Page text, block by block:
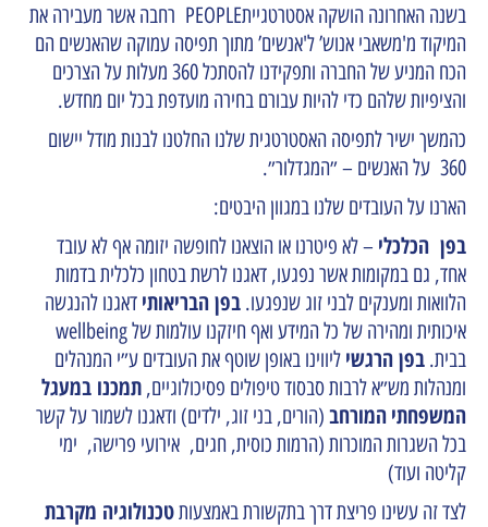
בשנה האחרונה הושקה אסטרטגייתPEOPLE רחבה אשר מעבירה את
המיקוד מ'משאבי אנוש’ ל'אנשים’ מתוך תפיסה עמוקה שהאנשים הם
הכח המניע של החברה ותפקידנו להסתכל 360 מעלות על הצרכים
והציפיות שלהם כדי להיות עבורם בחירה מועדפת בכל יום מחדש.
כהמשך ישיר לתפיסה האסטרטגית שלנו החלטנו לבנות מודל יישום
360 על האנשים – ״המגדלור״.
הארנו על העובדים שלנו במגוון היבטים:
בפן הכלכלי – לא פיטרנו או הוצאנו לחופשה יזומה אף לא עובד
אחד, גם במקומות אשר נפגעו, דאגנו לרשת בטחון כלכלית בדמות
הלוואות ומענקים לבני זוג שנפגעו. בפן הבריאותי דאגנו להנגשה
איכותית ומהירה של כל המידע ואף חיזקנו עולמות של wellbeing
בבית. בפן הרגשי ליווינו באופן שוטף את העובדים ע״י המנהלים
ומנהלות מש״א לרבות סבסוד טיפולים פסיכולוגיים, תמכנו במעגל
המשפחתיהמורחב (הורים, בני זוג, ילדים) ודאגנו לשמור על קשר
בכל השגרות המוכרות (הרמות כוסית, חגים, אירועי פרישה, ימי
קליטה ועוד)
לצד זה עשינו פריצת דרך בתקשורת באמצעותטכנולוגיה מקרבת